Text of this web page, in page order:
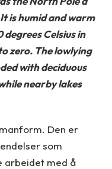
is humid and warm
Celsius in
zero. The lowlying
with deciduous
nearby lakes
Den er
som
arbeidet med å